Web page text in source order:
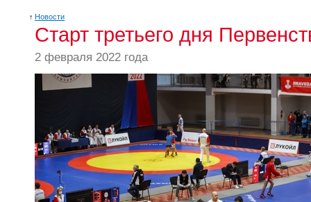
↑ Новости
Старт третьего дня
2 февраля 2022 года